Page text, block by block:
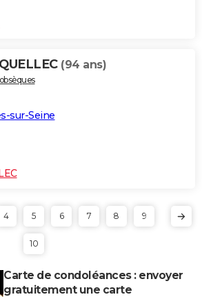
(94 ans)
sur-Seine
4 5 6 7 8 9
10
Carte de condoléances : envoyer
gratuitement une carte